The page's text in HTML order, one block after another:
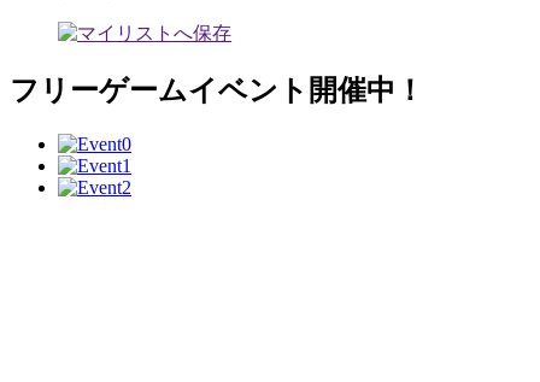
フリーゲームイベント開催中！